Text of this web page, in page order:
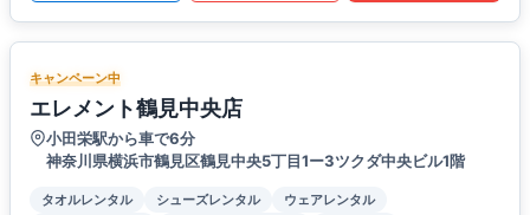
キャンペーン中
エレメント鶴見中央店
小田栄駅から車で6分
神奈川県横浜市鶴見区鶴見中央5丁目1ー3ツクダ中央ビル1階
タオルレンタル シューズレンタル
ウェアレンタル